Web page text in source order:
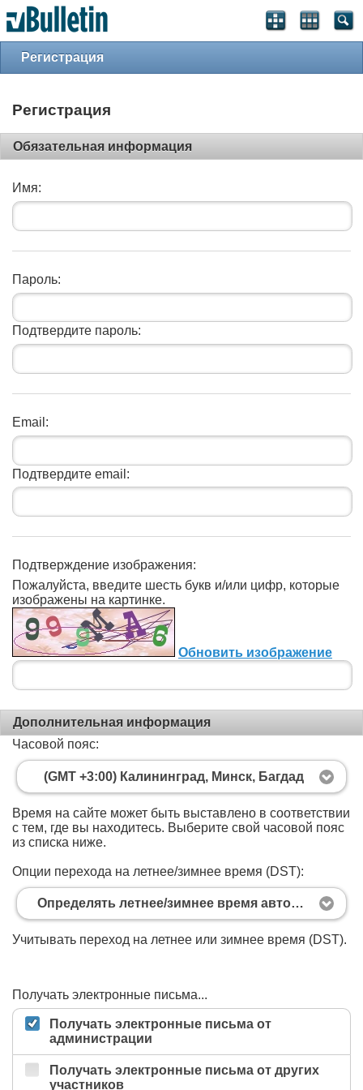
Регистрация
Регистрация
Обязательная информация
Имя:
Пароль:
Подтвердите пароль:
Email:
Подтвердите email:
Подтверждение изображения:
Пожалуйста, введите шесть букв и/или цифр, которые
изображены на картинке.
Обновить изображение
Дополнительная информация
Часовой пояс:
(GMT +3:00) Калининград, Минск, Багдад
Время на сайте может быть выставлено в соответствии
с тем, где вы находитесь. Выберите свой часовой пояс
из списка ниже.
Опции перехода на летнее/зимнее время (DST):
Определять летнее/зимнее время автоматически
Учитывать переход на летнее или зимнее время (DST).
Получать электронные письма...
Получать электронные письма от
администрации
Получать электронные письма от других
участников